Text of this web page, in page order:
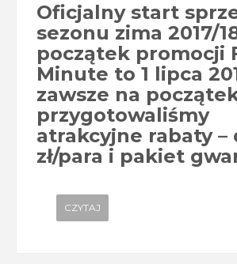
Oficjalny start
sezonu zima 2017/
początek promocji
Minute to 1 lipca
zawsze na
przygotowaliśmy
atrakcyjne rabaty –
zł/para i pakiet
CZYTAJ